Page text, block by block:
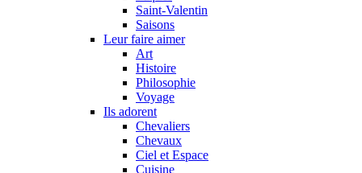
Saint-Valentin
Saisons
Leur faire aimer
Art
Histoire
Philosophie
Voyage
Ils adorent
Chevaliers
Chevaux
Ciel et Espace
Cuisine